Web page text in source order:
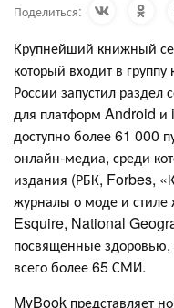
Поделиться:
Крупнейший книжный
который входит в
России запустил
для платформ Android и
доступно более 61 000
онлайн-медиа, среди
издания (РБК, Forbes,
журналы о моде и
Esquire, National
посвященные здоровью,
всего более 65 СМИ.
MyBook представляет